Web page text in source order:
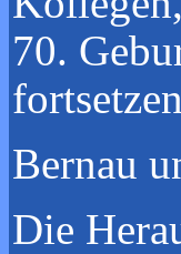
70.
Bernau
Die